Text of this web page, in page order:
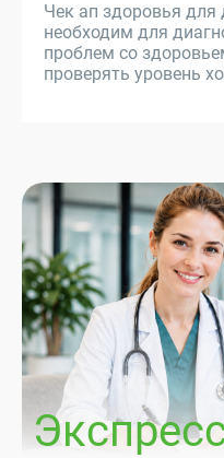
Чек ап здоровья
необходим для
проблем со
проверять уровень